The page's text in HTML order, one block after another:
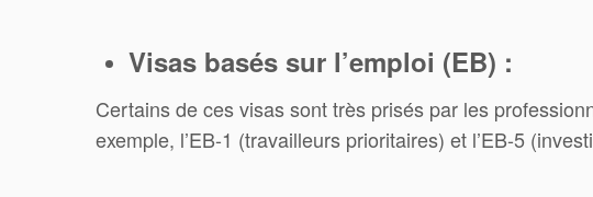
Visas basés sur l’emploi (EB) :
Certains de ces visas sont très prisés par les
exemple, l’EB-1 (travailleurs prioritaires) et l’EB-5